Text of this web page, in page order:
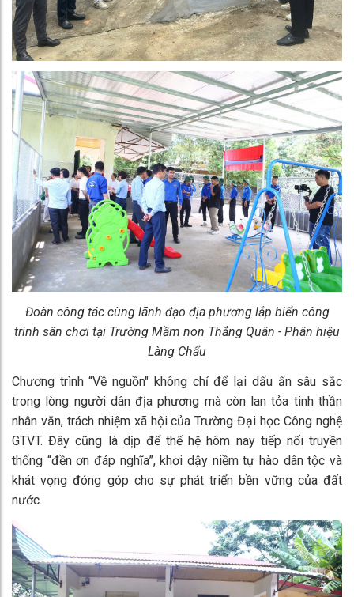
Đoàn công tác cùng lãnh đạo địa phương lắp biển công
trình sân chơi tại Trường Mầm non Thắng Quân - Phân hiệu
Làng Chẩu
Chương trình “Về nguồn" không chỉ để lại dấu ấn sâu sắc
trong lòng người dân địa phương mà còn lan tỏa tinh thần
nhân văn, trách nhiệm xã hội của Trường Đại học Công nghệ
GTVT. Đây cũng là dịp để thế hệ hôm nay tiếp nối truyền
thống “đền ơn đáp nghĩa”, khơi dậy niềm tự hào dân tộc và
khát vọng đóng góp cho sự phát triển bền vững của đất
nước.